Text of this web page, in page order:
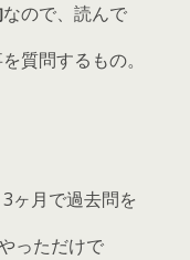
なので、読んで
質問するもの。
ヶ月で過去問を
っただけで